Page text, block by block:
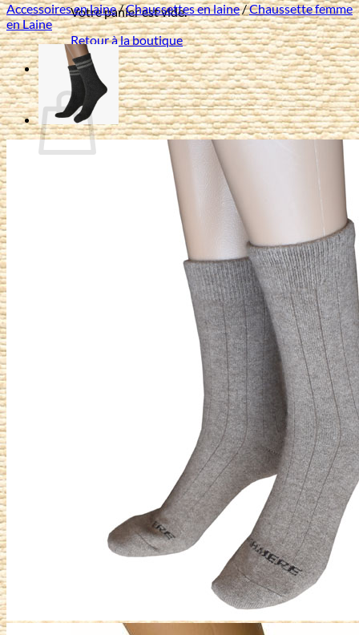
Votre panier est vide.
Retour à la boutique
Panier
Livraison offerte à partir de 80 € d'achat en France
Accessoires en laine/Chaussettes en laine/Chaussette femme
en Laine